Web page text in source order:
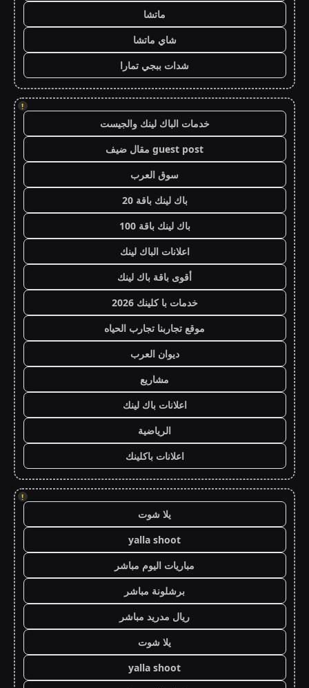
ماتشا
شاي ماتشا
شدات ببجي تمارا
!
خدمات الباك لينك والجيست
guest post مقال ضيف
سوق العرب
باك لينك باقة 20
باك لينك باقة 100
اعلانات الباك لينك
أقوى باقة باك لينك
خدمات با كلينك 2026
موقع تجاربنا تجارب الحياه
ديوان العرب
مشاريع
اعلانات باك لينك
الرياضية
اعلانات باكلينك
!
يلا شوت
yalla shoot
مباريات اليوم مباشر
برشلونة مباشر
ريال مدريد مباشر
يلا شوت
yalla shoot